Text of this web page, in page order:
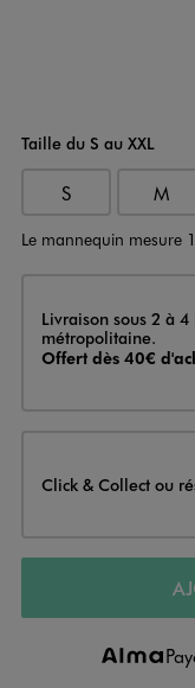
Taille du S au XXL
S M
Le mannequin mesure
Livraison
Livraison sous 2 à
métropolitaine.
Offert dès 40€
Click & Collect ou